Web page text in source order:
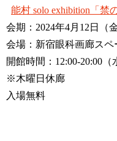
能村 solo exhibition「禁
会期：2024年4月12日（
会場：新宿眼科画廊スペ
開館時間：12:00-20:00（
※木曜日休廊
入場無料